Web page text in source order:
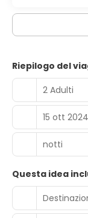
Riepilogo del
2 Adulti
15 ott
notti
Questa idea